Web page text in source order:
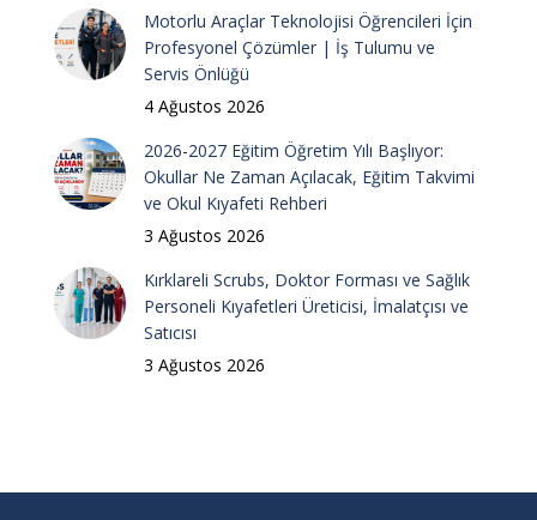
Motorlu Araçlar Teknolojisi Öğrencileri İçin
Profesyonel Çözümler | İş Tulumu ve
Servis Önlüğü
4 Ağustos 2026
2026-2027 Eğitim Öğretim Yılı Başlıyor:
Okullar Ne Zaman Açılacak, Eğitim Takvimi
ve Okul Kıyafeti Rehberi
3 Ağustos 2026
Kırklareli Scrubs, Doktor Forması ve Sağlık
Personeli Kıyafetleri Üreticisi, İmalatçısı ve
Satıcısı
3 Ağustos 2026